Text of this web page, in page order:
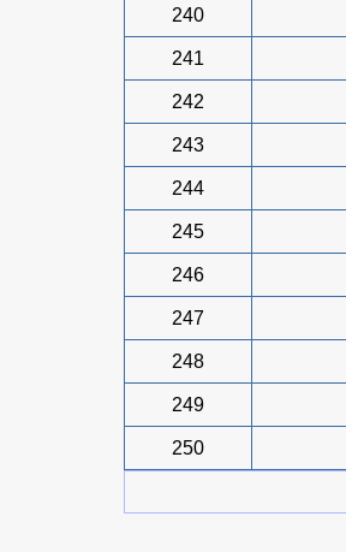
240
241
242
243
244
245
246
247
248
249
250